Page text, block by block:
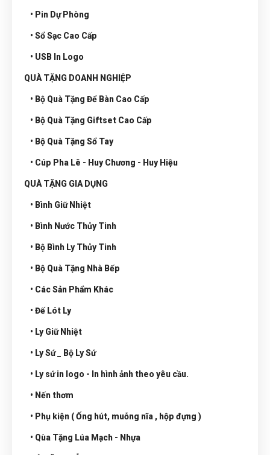
• Pin Dự Phòng
• Sổ Sạc Cao Cấp
• USB In Logo
QUÀ TẶNG DOANH NGHIỆP
• Bộ Quà Tặng Để Bàn Cao Cấp
• Bộ Quà Tặng Giftset Cao Cấp
• Bộ Quà Tặng Sổ Tay
• Cúp Pha Lê - Huy Chương - Huy Hiệu
QUÀ TẶNG GIA DỤNG
• Bình Giữ Nhiệt
• Bình Nước Thủy Tinh
• Bộ Bình Ly Thủy Tinh
• Bộ Quà Tặng Nhà Bếp
• Các Sản Phẩm Khác
• Đế Lót Ly
• Ly Giữ Nhiệt
• Ly Sứ _ Bộ Ly Sứ
• Ly sứ in logo - In hình ảnh theo yêu cầu.
• Nến thơm
• Phụ kiện ( Ống hút, muỗng nĩa , hộp đựng )
• Qùa Tặng Lúa Mạch - Nhựa